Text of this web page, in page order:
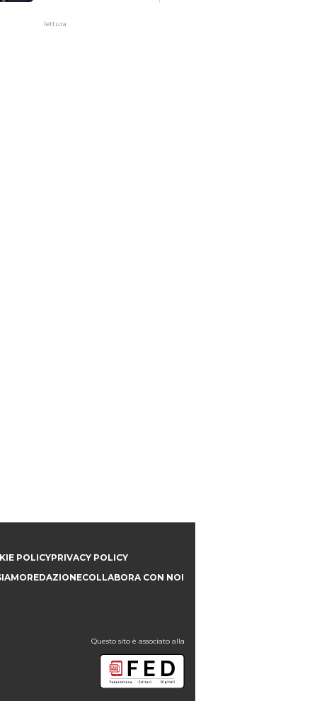
lettura
POLICYPRIVACY POLICY
REDAZIONECOLLABORA CON NOI
Questo sito è associato alla